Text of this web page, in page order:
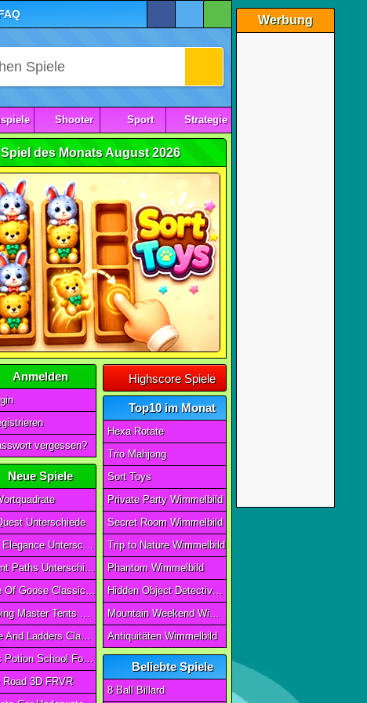
Werbung
Shooter Sport Strategie
Spiel des Monats August 2026
Anmelden
vergessen?
Neue Spiele
Unterschiede
Art of Elegance Unterschiede
Ancient Paths Unterschiede
Game Of Goose Classic Edition
Camping Master Tents & Trees
Snake And Ladders Classic
Magic Potion School For Witch
Road 3D FRVR
Highscore Spiele
Top10 im Monat
Hexa Rotate
Trio Mahjong
Sort Toys
Private Party Wimmelbild
Secret Room Wimmelbild
Trip to Nature Wimmelbild
Phantom Wimmelbild
Hidden Object Detective Story
Mountain Weekend Wimmelbild
Antiquitäten Wimmelbild
Beliebte Spiele
8 Ball Billard